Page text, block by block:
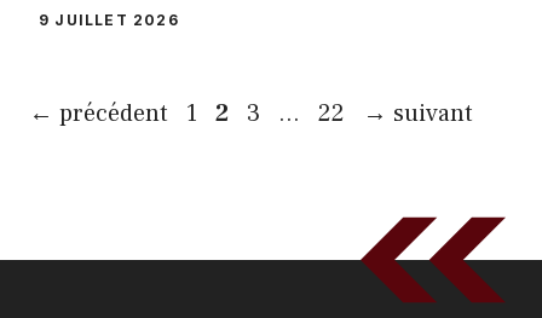
9 JUILLET 2026
← précédent Page
1 Page
2 Page
3 … Page
22 → suivant